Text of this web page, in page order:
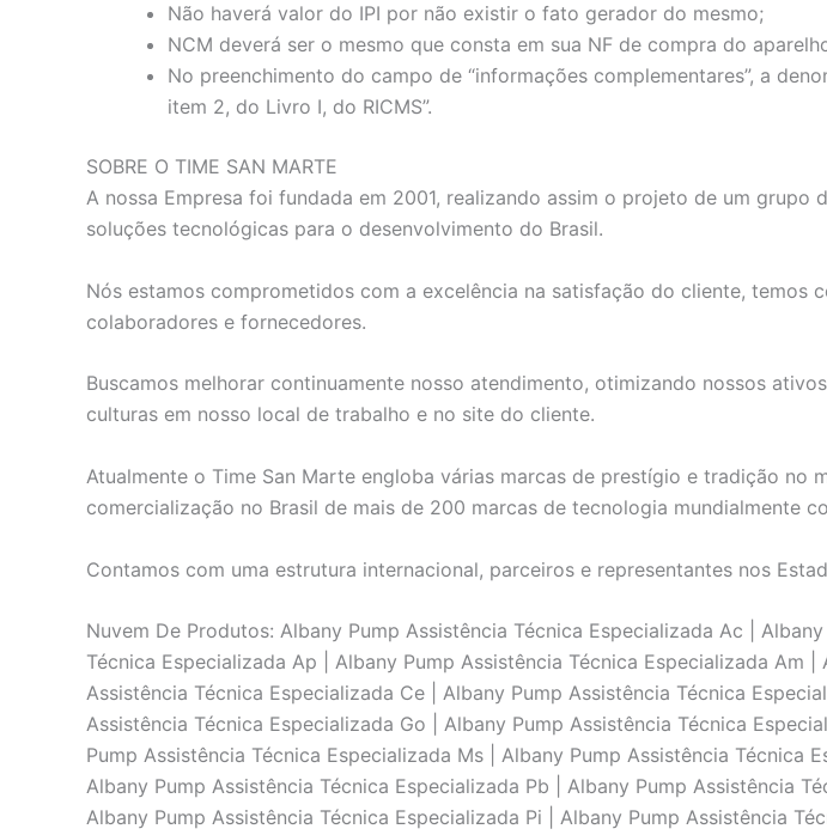
Não haverá valor do IPI por não existir o fato gerador do mesmo;
NCM deverá ser o mesmo que consta em sua NF de compra do
No preenchimento do campo de “informações complementares”, a
item 2, do Livro I, do RICMS”.
SOBRE O TIME SAN MARTE
A nossa Empresa foi fundada em 2001, realizando assim o projeto de um
soluções tecnológicas para o desenvolvimento do Brasil.
Nós estamos comprometidos com a excelência na satisfação do cliente,
colaboradores e fornecedores.
Buscamos melhorar continuamente nosso atendimento, otimizando nossos
culturas em nosso local de trabalho e no site do cliente.
Atualmente o Time San Marte engloba várias marcas de prestígio e tradição no
comercialização no Brasil de mais de 200 marcas de tecnologia mundialmente
Contamos com uma estrutura internacional, parceiros e representantes nos
Nuvem De Produtos: Albany Pump Assistência Técnica Especializada Ac |
Técnica Especializada Ap | Albany Pump Assistência Técnica Especializada Am
Assistência Técnica Especializada Ce | Albany Pump Assistência Técnica
Assistência Técnica Especializada Go | Albany Pump Assistência Técnica
Pump Assistência Técnica Especializada Ms | Albany Pump Assistência Técnica
Albany Pump Assistência Técnica Especializada Pb | Albany Pump Assistência
Albany Pump Assistência Técnica Especializada Pi | Albany Pump Assistência